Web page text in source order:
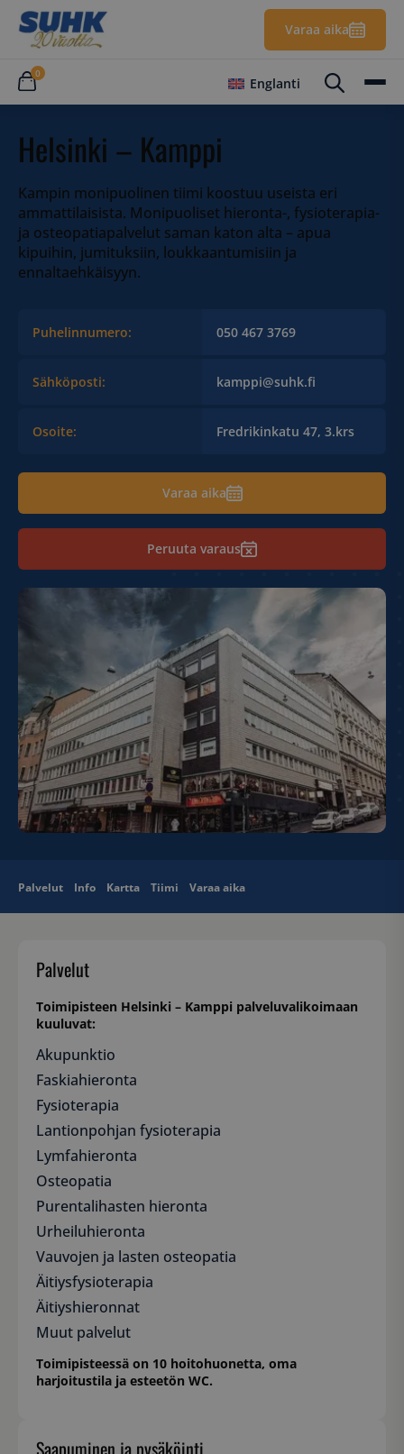
Varaa aika
0
Englanti
Helsinki – Kamppi
Kampin monipuolinen tiimi koostuu useista eri
ammattilaisista. Monipuoliset hieronta-, fysioterapia-
ja osteopatiapalvelut saman katon alta – apua
kipuihin, jumituksiin, loukkaantumisiin ja
ennaltaehkäisyyn.
Puhelinnumero: 050 467 3769
Sähköposti: kamppi@suhk.fi
Osoite: Fredrikinkatu 47, 3.krs
Varaa aika
Peruuta varaus
Palvelut Info Kartta Tiimi Varaa aika
Palvelut
Toimipisteen Helsinki – Kamppi palveluvalikoimaan
kuuluvat:
Akupunktio
Faskiahieronta
Fysioterapia
Lantionpohjan fysioterapia
Lymfahieronta
Osteopatia
Purentalihasten hieronta
Urheiluhieronta
Vauvojen ja lasten osteopatia
Äitiysfysioterapia
Äitiyshieronnat
Muut palvelut
Toimipisteessä on 10 hoitohuonetta, oma
harjoitustila ja esteetön WC.